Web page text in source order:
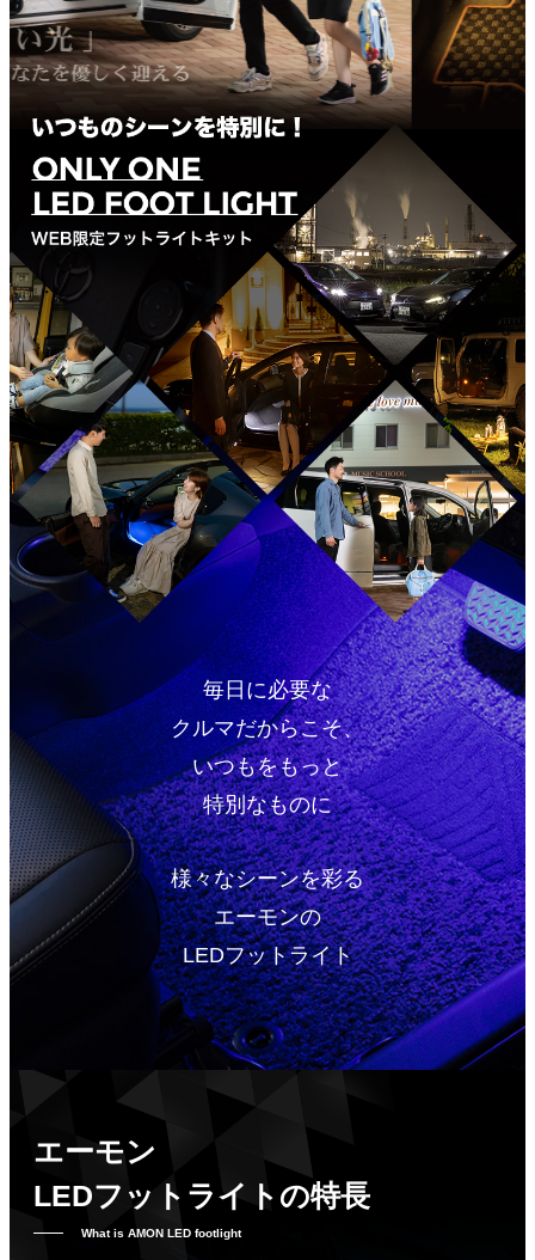
毎日に必要な
クルマだからこそ、
いつもをもっと
特別なものに
様々なシーンを彩る
エーモンの
LEDフットライト
エーモン
LEDフットライトの特長
What is AMON LED footlight